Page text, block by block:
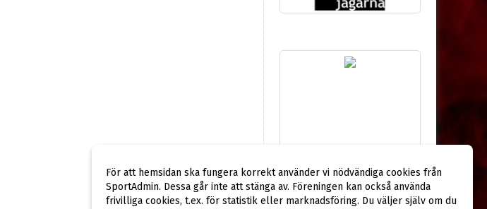
För att hemsidan ska fungera korrekt använder vi nödvändiga cookies från
SportAdmin. Dessa går inte att stänga av. Föreningen kan också använda
frivilliga cookies, t.ex. för statistik eller marknadsföring. Du väljer själv om du